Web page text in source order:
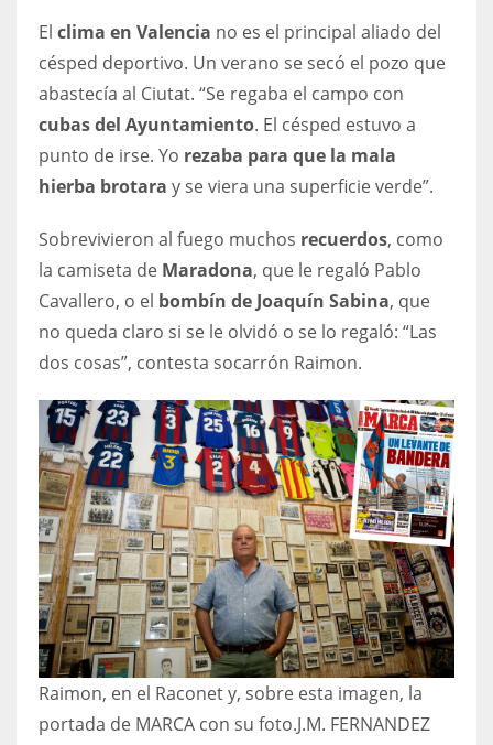
El clima en Valencia no es el principal aliado del
césped deportivo. Un verano se secó el pozo que
abastecía al Ciutat. “Se regaba el campo con
cubas del Ayuntamiento. El césped estuvo a
punto de irse. Yo rezaba para que la mala
hierba brotara y se viera una superficie verde”.
Sobrevivieron al fuego muchos recuerdos, como
la camiseta de Maradona, que le regaló Pablo
Cavallero, o el bombín de Joaquín Sabina, que
no queda claro si se le olvidó o se lo regaló: “Las
dos cosas”, contesta socarrón Raimon.
Raimon, en el Raconet y, sobre esta imagen, la
portada de MARCA con su foto.J.M. FERNANDEZ